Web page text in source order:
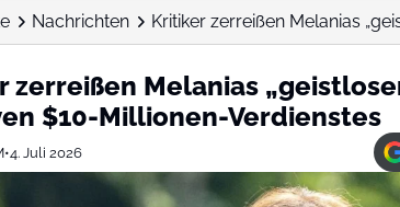
Nachrichten Kritiker zerreißen Melanias
zerreißen Melanias
$10-Millionen-Verdienstes
•4. Juli 2026